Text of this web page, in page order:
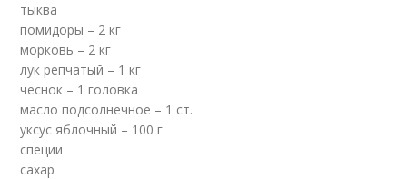
тыква
помидоры – 2 кг
морковь – 2 кг
лук репчатый – 1 кг
чеснок – 1 головка
масло подсолнечное – 1 ст.
уксус яблочный – 100 г
специи
сахар